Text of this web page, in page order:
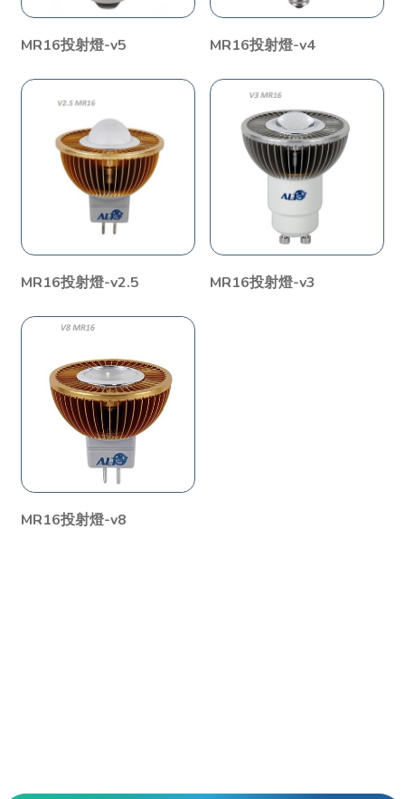
MR16投射燈-v5 MR16投射燈-v4
MR16投射燈-v2.5 MR16投射燈-v3
MR16投射燈-v8